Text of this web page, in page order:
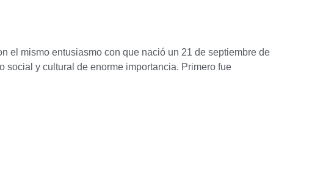
el mismo entusiasmo con que nació un 21 de septiembre de
social y cultural de enorme importancia. Primero fue